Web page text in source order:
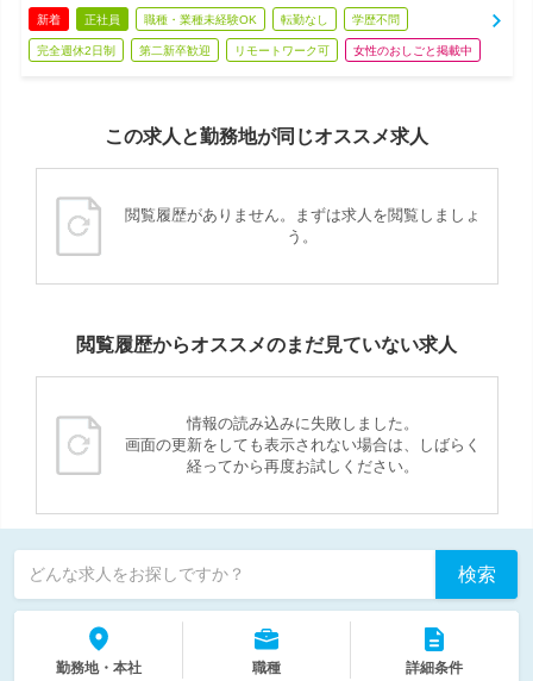
新着 正社員 職種・業種未経験OK 転勤なし 学歴不問
完全週休2日制 第二新卒歓迎 リモートワーク可 女性のおしごと掲載中
この求人と勤務地が同じオススメ求人
閲覧履歴がありません。まずは求人を閲覧しましょ
う。
閲覧履歴からオススメのまだ見ていない求人
情報の読み込みに失敗しました。
画面の更新をしても表示されない場合は、しばらく
経ってから再度お試しください。
どんな求人をお探しですか？ 検索
勤務地・本社 職種 詳細条件